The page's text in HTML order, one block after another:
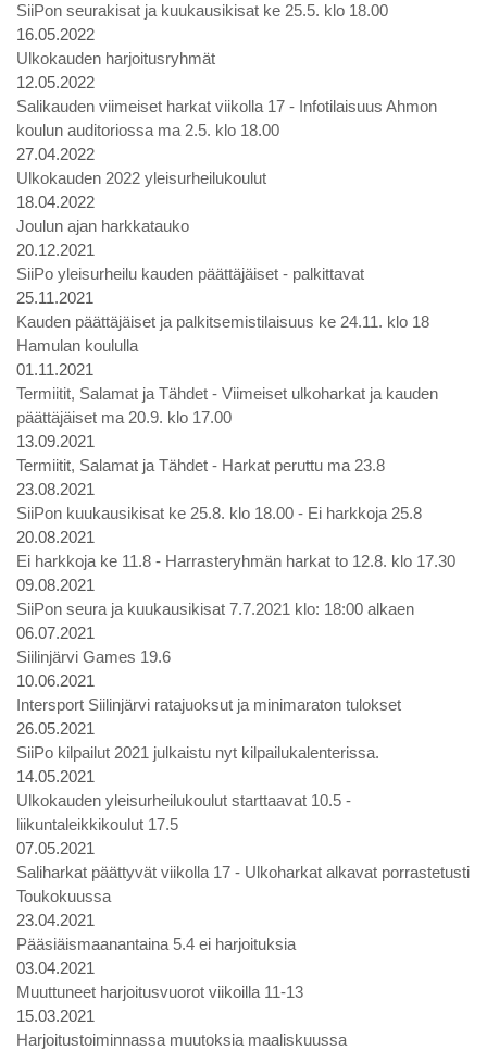
SiiPon seurakisat ja kuukausikisat ke 25.5. klo 18.00
16.05.2022
Ulkokauden harjoitusryhmät
12.05.2022
Salikauden viimeiset harkat viikolla 17 - Infotilaisuus Ahmon
koulun auditoriossa ma 2.5. klo 18.00
27.04.2022
Ulkokauden 2022 yleisurheilukoulut
18.04.2022
Joulun ajan harkkatauko
20.12.2021
SiiPo yleisurheilu kauden päättäjäiset - palkittavat
25.11.2021
Kauden päättäjäiset ja palkitsemistilaisuus ke 24.11. klo 18
Hamulan koululla
01.11.2021
Termiitit, Salamat ja Tähdet - Viimeiset ulkoharkat ja kauden
päättäjäiset ma 20.9. klo 17.00
13.09.2021
Termiitit, Salamat ja Tähdet - Harkat peruttu ma 23.8
23.08.2021
SiiPon kuukausikisat ke 25.8. klo 18.00 - Ei harkkoja 25.8
20.08.2021
Ei harkkoja ke 11.8 - Harrasteryhmän harkat to 12.8. klo 17.30
09.08.2021
SiiPon seura ja kuukausikisat 7.7.2021 klo: 18:00 alkaen
06.07.2021
Siilinjärvi Games 19.6
10.06.2021
Intersport Siilinjärvi ratajuoksut ja minimaraton tulokset
26.05.2021
SiiPo kilpailut 2021 julkaistu nyt kilpailukalenterissa.
14.05.2021
Ulkokauden yleisurheilukoulut starttaavat 10.5 -
liikuntaleikkikoulut 17.5
07.05.2021
Saliharkat päättyvät viikolla 17 - Ulkoharkat alkavat porrastetusti
Toukokuussa
23.04.2021
Pääsiäismaanantaina 5.4 ei harjoituksia
03.04.2021
Muuttuneet harjoitusvuorot viikoilla 11-13
15.03.2021
Harjoitustoiminnassa muutoksia maaliskuussa